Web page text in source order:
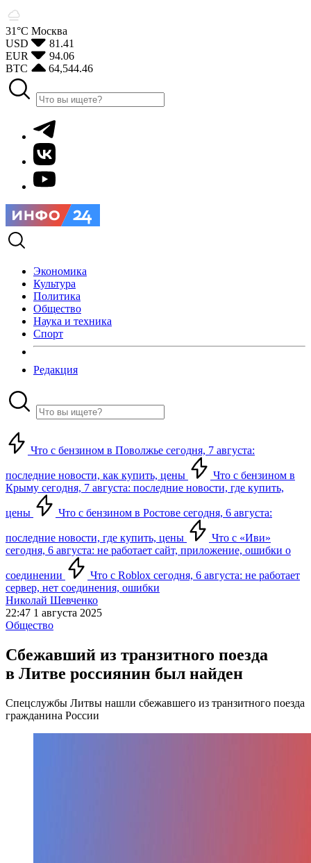
31°С Москва
USD
81.41
EUR
94.06
BTC
64,544.46
Экономика
Культура
Политика
Общество
Наука и техника
Спорт
Редакция
Что с бензином в Поволжье сегодня, 7 августа:
последние новости, как купить, цены
Что с бензином в
Крыму сегодня, 7 августа: последние новости, где купить,
цены Что с бензином в Ростове сегодня, 6 августа:
последние новости, где купить, цены
Что с «Иви»
сегодня, 6 августа: не работает сайт, приложение, ошибки о
соединении
Что с Roblox сегодня, 6 августа: не работает
сервер, нет соединения, ошибки
Николай Шевченко
22:47 1 августа 2025
Общество
Сбежавший из транзитного поезда
в Литве россиянин был найден
Спецслужбы Литвы нашли сбежавшего из транзитного поезда
гражданина России